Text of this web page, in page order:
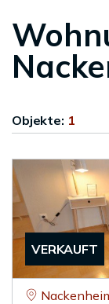
Objekte: 1
VERKAUFT